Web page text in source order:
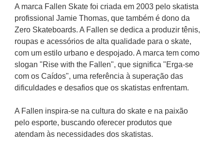
A marca Fallen Skate foi criada em 2003 pelo skatista
profissional Jamie Thomas, que também é dono da
Zero Skateboards. A Fallen se dedica a produzir tênis,
roupas e acessórios de alta qualidade para o skate,
com um estilo urbano e despojado. A marca tem como
slogan "Rise with the Fallen", que significa "Erga-se
com os Caídos", uma referência à superação das
dificuldades e desafios que os skatistas enfrentam.
A Fallen inspira-se na cultura do skate e na paixão
pelo esporte, buscando oferecer produtos que
atendam às necessidades dos skatistas.